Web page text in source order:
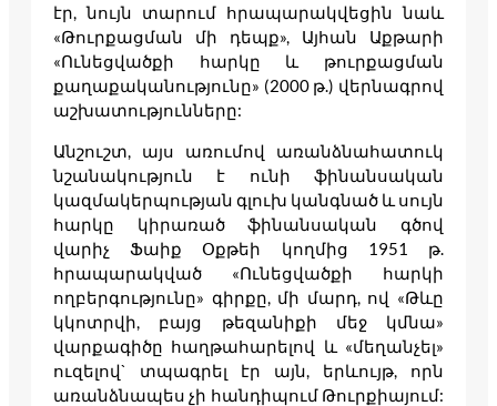
էր, նույն տարում հրապարակվեցին նաև
«Թուրքացման մի դեպք», Այհան Աքթարի
«Ունեցվածքի հարկը և թուրքացման
քաղաքականությունը» (2000 թ.) վերնագրով
աշխատությունները:
Անշուշտ, այս առումով առանձնահատուկ
նշանակություն է ունի ֆինանսական
կազմակերպության գլուխ կանգնած և սույն
հարկը կիրառած ֆինանսական գծով
վարիչ Ֆաիք Օքթեի կողմից 1951 թ.
հրապարակված «Ունեցվածքի հարկի
ողբերգությունը» գիրքը, մի մարդ, ով «Թևը
կկոտրվի, բայց թեզանիքի մեջ կմնա»
վարքագիծը հաղթահարելով և «մեղանչել»
ուզելով` տպագրել էր այն, երևույթ, որն
առանձնապես չի հանդիպում Թուրքիայում: